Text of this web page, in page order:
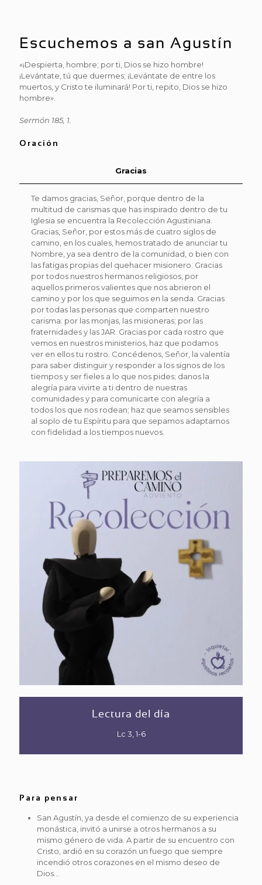
Escuchemos a san Agustín
«¡Despierta, hombre; por ti, Dios se hizo hombre!
¡Levántate, tú que duermes; ¡Levántate de entre los
muertos, y Cristo te iluminará! Por ti, repito, Dios se hizo
hombre».
Sermón 185, 1.
Oración
Gracias
Te damos gracias, Señor, porque dentro de la
multitud de carismas que has inspirado dentro de tu
Iglesia se encuentra la Recolección Agustiniana.
Gracias, Señor, por estos más de cuatro siglos de
camino, en los cuales, hemos tratado de anunciar tu
Nombre, ya sea dentro de la comunidad, o bien con
las fatigas propias del quehacer misionero. Gracias
por todos nuestros hermanos religiosos, por
aquellos primeros valientes que nos abrieron el
camino y por los que seguimos en la senda. Gracias
por todas las personas que comparten nuestro
carisma: por las monjas, las misioneras; por las
fraternidades y las JAR. Gracias por cada rostro que
vemos en nuestros ministerios, haz que podamos
ver en ellos tu rostro. Concédenos, Señor, la valentía
para saber distinguir y responder a los signos de los
tiempos y ser fieles a lo que nos pides; danos la
alegría para vivirte a ti dentro de nuestras
comunidades y para comunicarte con alegría a
todos los que nos rodean; haz que seamos sensibles
al soplo de tu Espíritu para que sepamos adaptarnos
con fidelidad a los tiempos nuevos.
Lectura del día
Lc 3, 1-6
Para pensar
San Agustín, ya desde el comienzo de su experiencia
monástica, invitó a unirse a otros hermanos a su
mismo género de vida. A partir de su encuentro con
Cristo, ardió en su corazón un fuego que siempre
incendió otros corazones en el mismo deseo de
Dios...